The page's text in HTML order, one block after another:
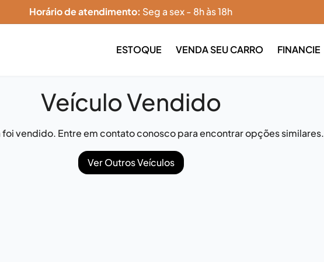
Horário de atendimento: Seg a sex - 8h às 18h
ESTOQUE VENDA SEU CARRO FINANCIE
Veículo Vendido
foi vendido. Entre em contato conosco para encontrar opções similares.
Ver Outros Veículos